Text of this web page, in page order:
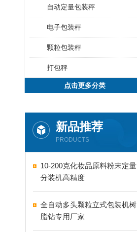
自动定量包装秤
电子包装秤
颗粒包装秤
打包秤
点击更多分类
新品推荐
PRODUCTS
10-200克化妆品原料粉末定量
分装机高精度
全自动多头颗粒立式包装机树
脂钻专用厂家